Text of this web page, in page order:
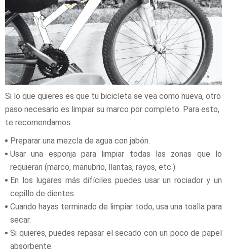
Si lo que quieres es que tu bicicleta se vea como nueva, otro
paso necesario es limpiar su marco por completo. Para esto,
te recomendamos:
Preparar una mezcla de agua con jabón.
Usar una esponja para limpiar todas las zonas que lo
requieran (marco, manubrio, llantas, rayos, etc.)
En los lugares más difíciles puedes usar un rociador y un
cepillo de dientes.
Cuando hayas terminado de limpiar todo, usa una toalla para
secar.
Si quieres, puedes repasar el secado con un poco de papel
absorbente.